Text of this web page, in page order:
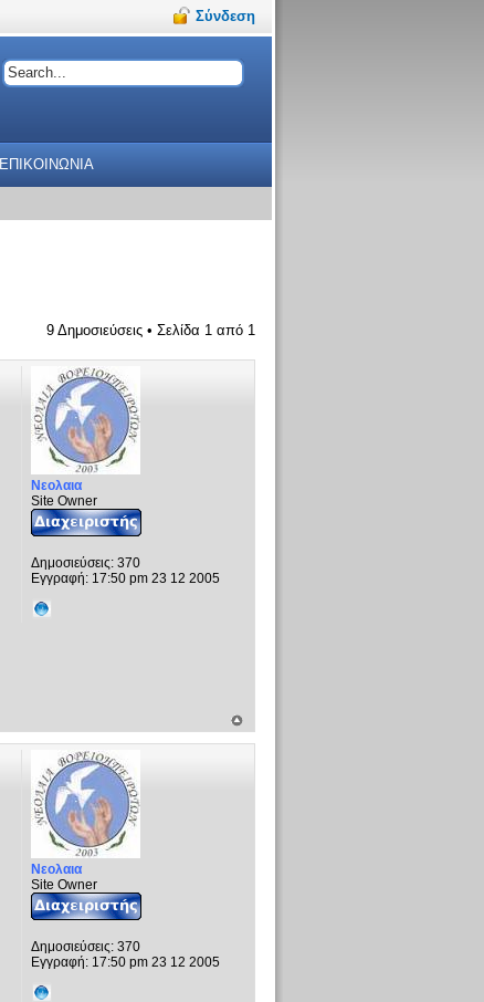
Σύνδεση
ΕΠΙΚΟΙΝΩΝΙΑ
9 Δημοσιεύσεις • Σελίδα 1από 1
Νεολαια
Site Owner
Δημοσιεύσεις:370
Εγγραφή:17:50 pm 23 12 2005
Νεολαια
Site Owner
Δημοσιεύσεις:370
Εγγραφή:17:50 pm 23 12 2005